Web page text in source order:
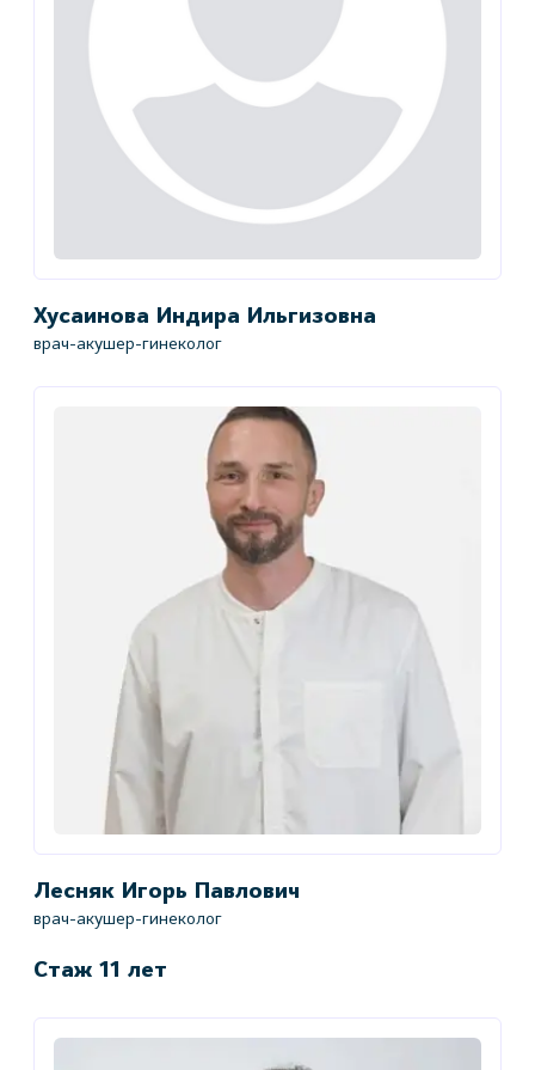
Хусаинова Индира Ильгизовна
врач-акушер-гинеколог
Лесняк Игорь Павлович
врач-акушер-гинеколог
Стаж 11 лет